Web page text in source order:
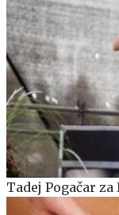
Tadej Pogačar